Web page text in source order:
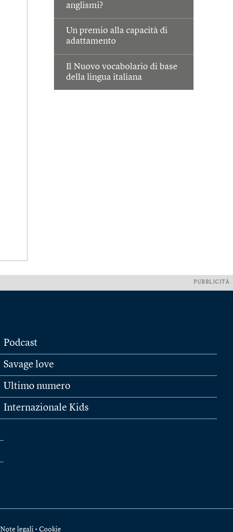
anglismi?
Un premio alla capacità di
adattamento
Il Nuovo vocabolario di base
della lingua italiana
PUBBLICITÀ
Podcast
Savage love
Ultimo numero
Internazionale Kids
Note legali • Cookie